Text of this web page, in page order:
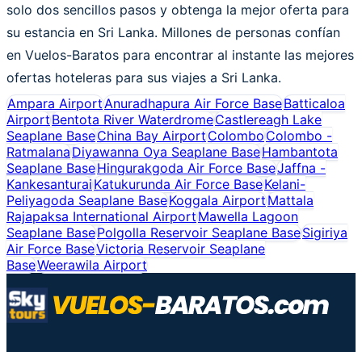
solo dos sencillos pasos y obtenga la mejor oferta para
su estancia en Sri Lanka. Millones de personas confían
en Vuelos-Baratos para encontrar al instante las mejores
ofertas hoteleras para sus viajes a Sri Lanka.
Ampara AirportAnuradhapura Air Force BaseBatticaloa
AirportBentota River WaterdromeCastlereagh Lake
Seaplane BaseChina Bay AirportColomboColombo -
RatmalanaDiyawanna Oya Seaplane BaseHambantota
Seaplane BaseHingurakgoda Air Force BaseJaffna -
KankesanturaiKatukurunda Air Force BaseKelani-
Peliyagoda Seaplane BaseKoggala AirportMattala
Rajapaksa International AirportMawella Lagoon
Seaplane BasePolgolla Reservoir Seaplane BaseSigiriya
Air Force BaseVictoria Reservoir Seaplane
BaseWeerawila Airport